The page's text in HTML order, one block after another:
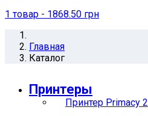
1 товар - 1868.50 грн
Главная
Каталог
Принтеры
Принтер Primacy 2